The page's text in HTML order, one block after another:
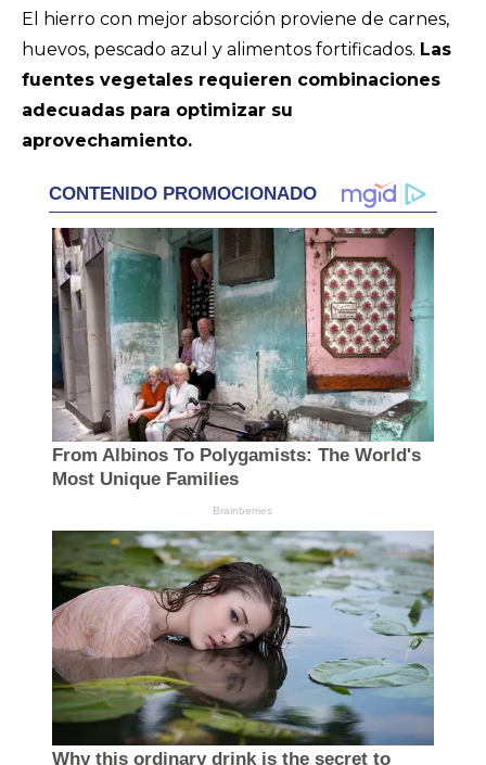
El hierro con mejor absorción proviene de carnes,
huevos, pescado azul y alimentos fortificados. Las
fuentes vegetales requieren combinaciones
adecuadas para optimizar su
aprovechamiento.